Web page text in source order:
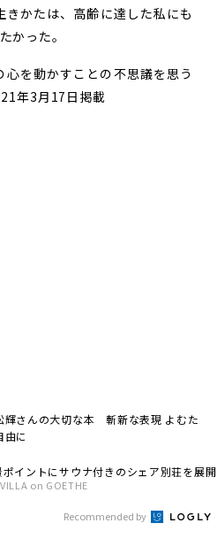
かたは、高齢に達した私にも
かった。
を動かすことの不思議を思う
年3月17日掲載
輝さんの大切な本 斬新な表現 よむた
由に
イントにサウナ付きのシェア別荘を展開
on GOETHE
Recommended by